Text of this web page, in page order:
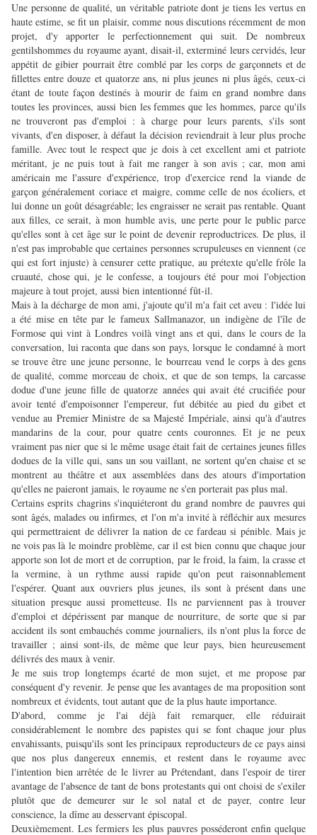
Une personne de qualité, un véritable patriote dont je tiens les vertus en
haute estime, se fit un plaisir, comme nous discutions récemment de mon
projet, d'y apporter le perfectionnement qui suit. De nombreux
gentilshommes du royaume ayant, disait-il, exterminé leurs cervidés, leur
appétit de gibier pourrait être comblé par les corps de garçonnets et de
fillettes entre douze et quatorze ans, ni plus jeunes ni plus âgés, ceux-ci
étant de toute façon destinés à mourir de faim en grand nombre dans
toutes les provinces, aussi bien les femmes que les hommes, parce qu'ils
ne trouveront pas d'emploi : à charge pour leurs parents, s'ils sont
vivants, d'en disposer, à défaut la décision reviendrait à leur plus proche
famille. Avec tout le respect que je dois à cet excellent ami et patriote
méritant, je ne puis tout à fait me ranger à son avis ; car, mon ami
américain me l'assure d'expérience, trop d'exercice rend la viande de
garçon généralement coriace et maigre, comme celle de nos écoliers, et
lui donne un goût désagréable; les engraisser ne serait pas rentable. Quant
aux filles, ce serait, à mon humble avis, une perte pour le public parce
qu'elles sont à cet âge sur le point de devenir reproductrices. De plus, il
n'est pas improbable que certaines personnes scrupuleuses en viennent (ce
qui est fort injuste) à censurer cette pratique, au prétexte qu'elle frôle la
cruauté, chose qui, je le confesse, a toujours été pour moi l'objection
majeure à tout projet, aussi bien intentionné fût-il.
Mais à la décharge de mon ami, j'ajoute qu'il m'a fait cet aveu : l'idée lui
a été mise en tête par le fameux Sallmanazor, un indigène de l'île de
Formose qui vint à Londres voilà vingt ans et qui, dans le cours de la
conversation, lui raconta que dans son pays, lorsque le condamné à mort
se trouve être une jeune personne, le bourreau vend le corps à des gens
de qualité, comme morceau de choix, et que de son temps, la carcasse
dodue d'une jeune fille de quatorze années qui avait été crucifiée pour
avoir tenté d'empoisonner l'empereur, fut débitée au pied du gibet et
vendue au Premier Ministre de sa Majesté Impériale, ainsi qu'à d'autres
mandarins de la cour, pour quatre cents couronnes. Et je ne peux
vraiment pas nier que si le même usage était fait de certaines jeunes filles
dodues de la ville qui, sans un sou vaillant, ne sortent qu'en chaise et se
montrent au théâtre et aux assemblées dans des atours d'importation
qu'elles ne paieront jamais, le royaume ne s'en porterait pas plus mal.
Certains esprits chagrins s'inquiéteront du grand nombre de pauvres qui
sont âgés, malades ou infirmes, et l'on m'a invité à réfléchir aux mesures
qui permettraient de délivrer la nation de ce fardeau si pénible. Mais je
ne vois pas là le moindre problème, car il est bien connu que chaque jour
apporte son lot de mort et de corruption, par le froid, la faim, la crasse et
la vermine, à un rythme aussi rapide qu'on peut raisonnablement
l'espérer. Quant aux ouvriers plus jeunes, ils sont à présent dans une
situation presque aussi prometteuse. Ils ne parviennent pas à trouver
d'emploi et dépérissent par manque de nourriture, de sorte que si par
accident ils sont embauchés comme journaliers, ils n'ont plus la force de
travailler ; ainsi sont-ils, de même que leur pays, bien heureusement
délivrés des maux à venir.
Je me suis trop longtemps écarté de mon sujet, et me propose par
conséquent d'y revenir. Je pense que les avantages de ma proposition sont
nombreux et évidents, tout autant que de la plus haute importance.
D'abord, comme je l'ai déjà fait remarquer, elle réduirait
considérablement le nombre des papistes qui se font chaque jour plus
envahissants, puisqu'ils sont les principaux reproducteurs de ce pays ainsi
que nos plus dangereux ennemis, et restent dans le royaume avec
l'intention bien arrêtée de le livrer au Prétendant, dans l'espoir de tirer
avantage de l'absence de tant de bons protestants qui ont choisi de s'exiler
plutôt que de demeurer sur le sol natal et de payer, contre leur
conscience, la dîme au desservant épiscopal.
Deuxièmement. Les fermiers les plus pauvres posséderont enfin quelque